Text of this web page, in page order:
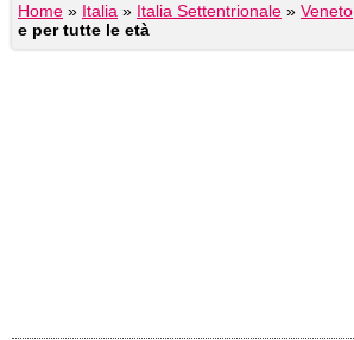
Home » Italia » Italia Settentrionale » Veneto
e per tutte le età